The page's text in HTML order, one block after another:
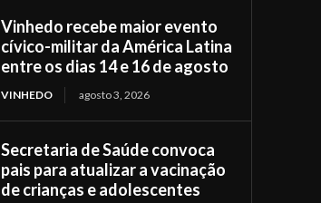
Vinhedo recebe maior evento
cívico-militar da América Latina
entre os dias 14 e 16 de agosto
VINHEDO agosto 3, 2026
Secretaria de Saúde convoca
pais para atualizar a vacinação
de crianças e adolescentes